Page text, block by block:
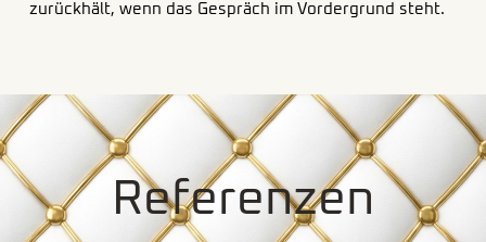
zurückhält, wenn das Gespräch im Vordergrund steht.
Referenzen